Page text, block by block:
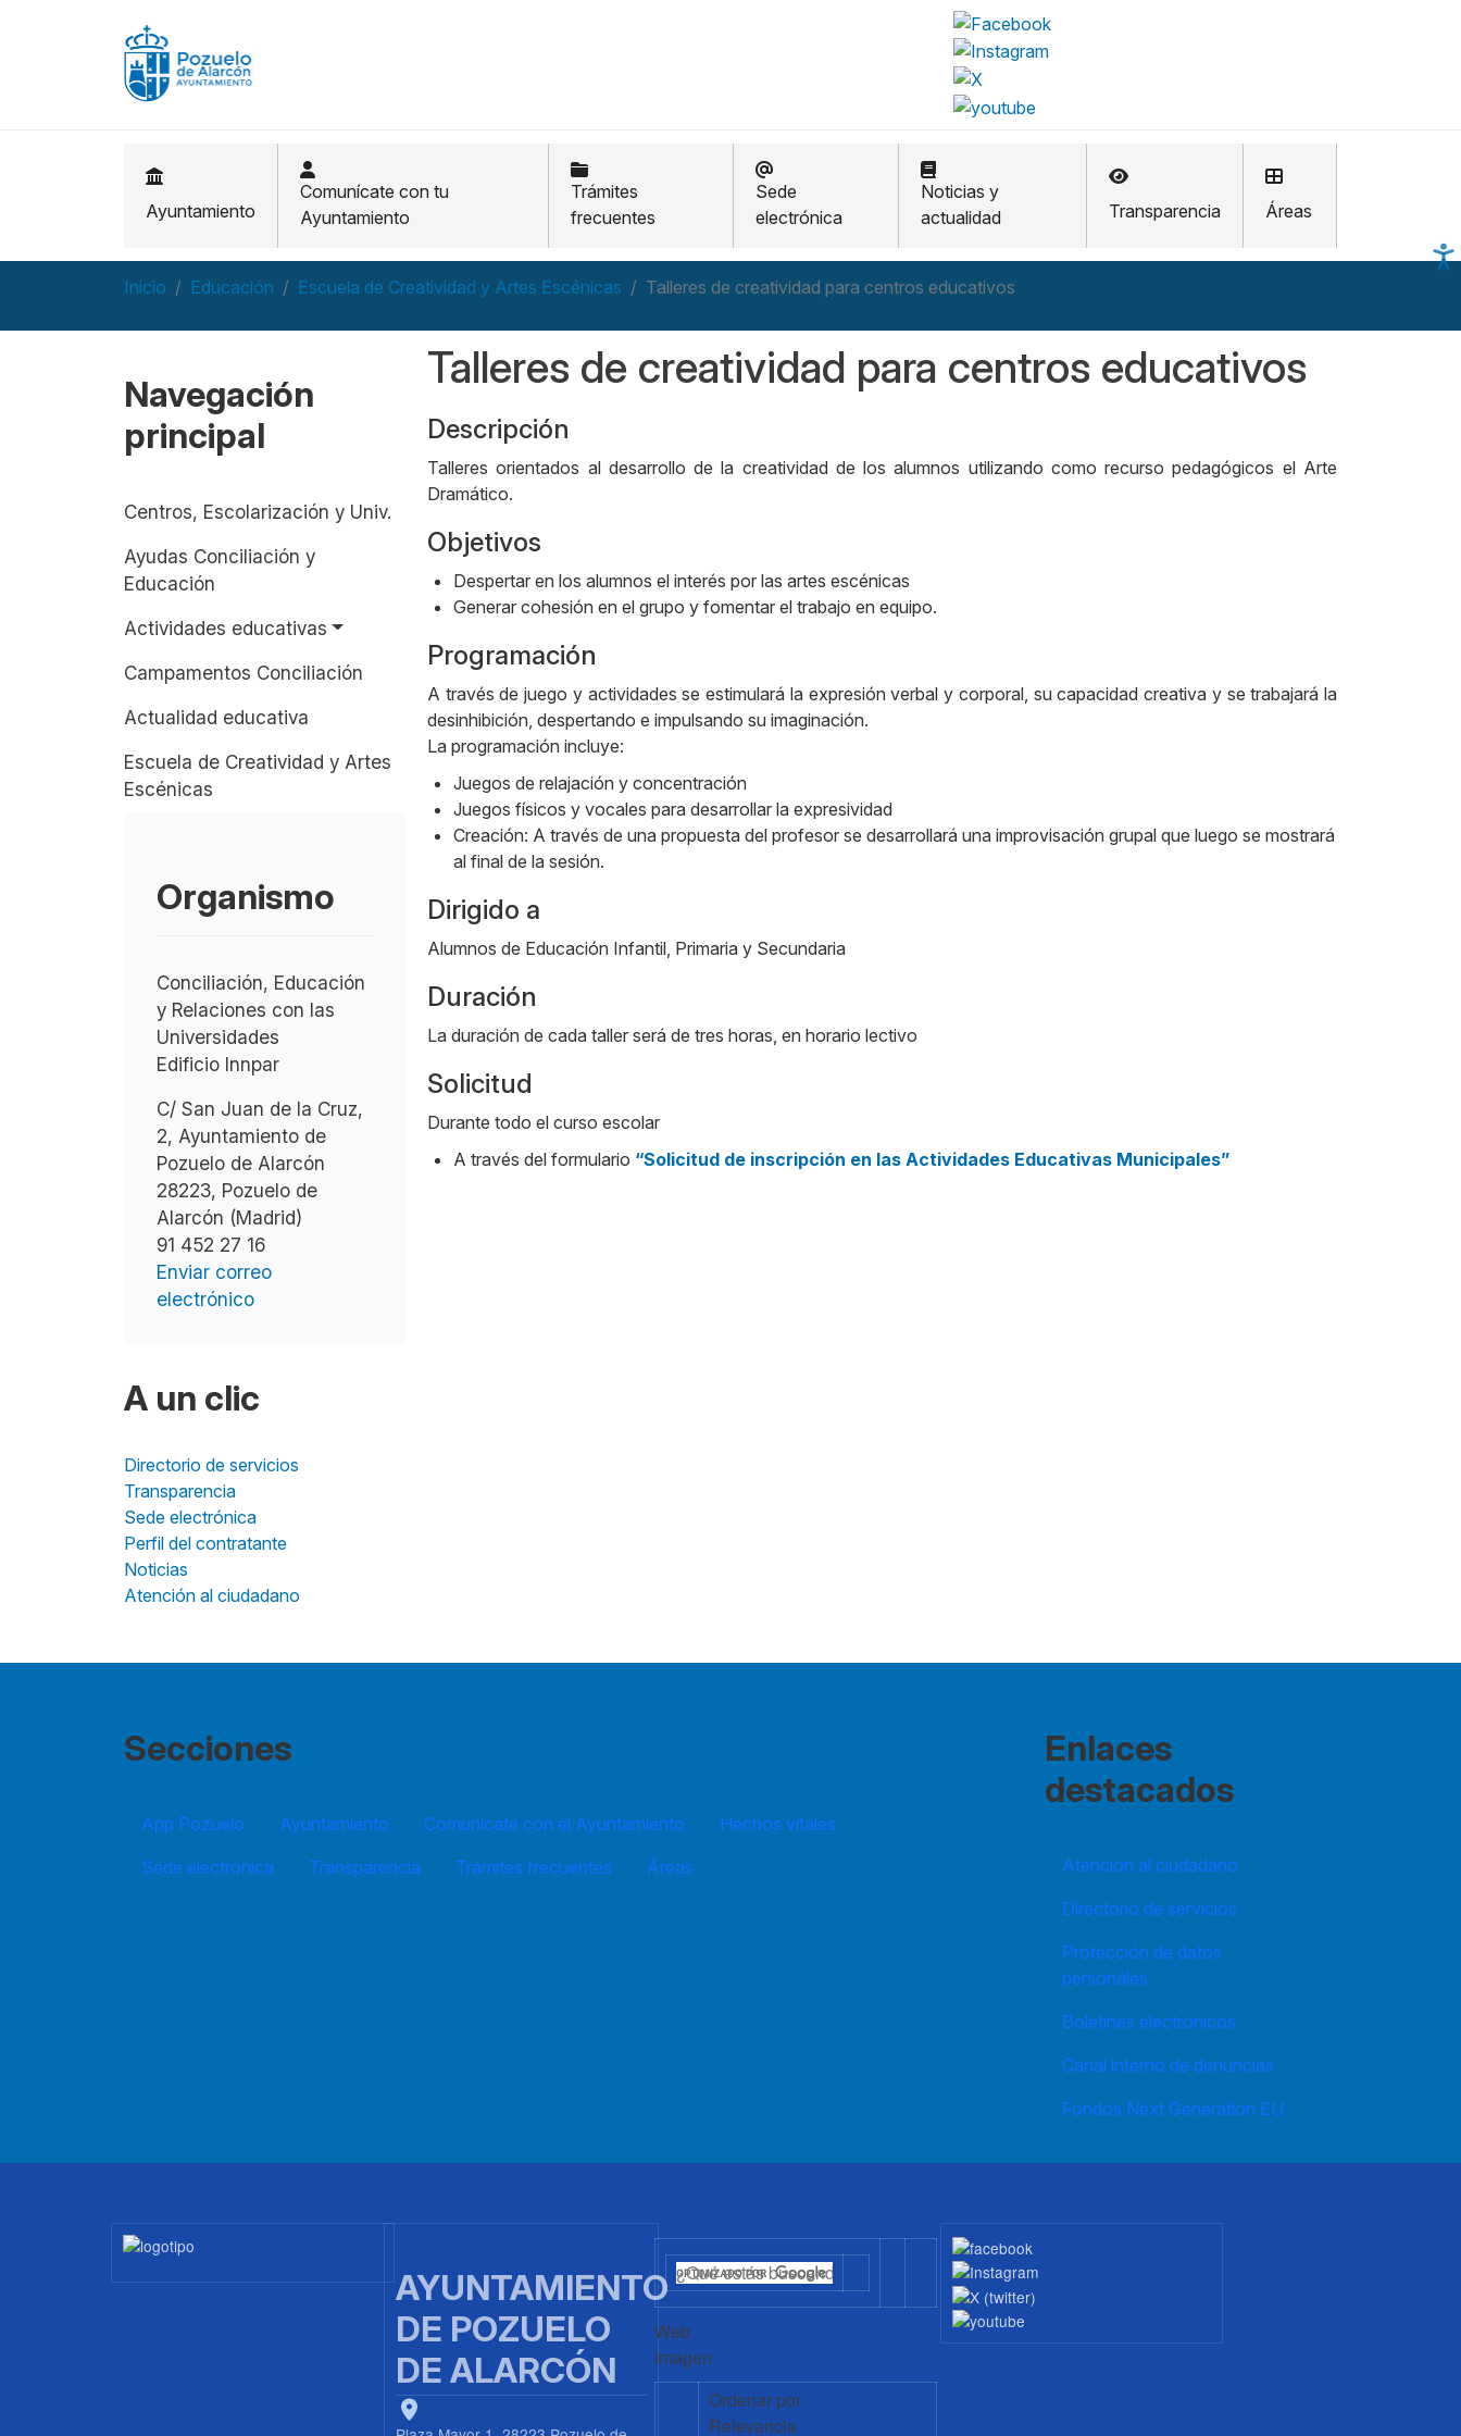
Ayuntamiento
Comunícate con tu
Ayuntamiento
Trámites
frecuentes
Sede
electrónica
Noticias y
actualidad
Transparencia Áreas
Inicio Educación Escuela de Creatividad y Artes Escénicas Talleres de creatividad para centros educativos
Navegación
principal
Centros, Escolarización y Univ.
Ayudas Conciliación y
Educación
Actividades educativas
Campamentos Conciliación
Actualidad educativa
Escuela de Creatividad y Artes
Escénicas
Organismo
Conciliación, Educación
y Relaciones con las
Universidades
Edificio Innpar
C/ San Juan de la Cruz,
2, Ayuntamiento de
Pozuelo de Alarcón
28223, Pozuelo de
Alarcón (Madrid)
91 452 27 16
Enviar correo
electrónico
Talleres de creatividad para centros educativos
Descripción
Talleres orientados al desarrollo de la creatividad de los alumnos utilizando como recurso pedagógicos el Arte
Dramático.
Objetivos
Despertar en los alumnos el interés por las artes escénicas
Generar cohesión en el grupo y fomentar el trabajo en equipo.
Programación
A través de juego y actividades se estimulará la expresión verbal y corporal, su capacidad creativa y se trabajará la
desinhibición, despertando e impulsando su imaginación.
La programación incluye:
Juegos de relajación y concentración
Juegos físicos y vocales para desarrollar la expresividad
Creación: A través de una propuesta del profesor se desarrollará una improvisación grupal que luego se mostrará
al final de la sesión.
Dirigido a
Alumnos de Educación Infantil, Primaria y Secundaria
Duración
La duración de cada taller será de tres horas, en horario lectivo
Solicitud
Durante todo el curso escolar
A través del formulario “Solicitud de inscripción en las Actividades Educativas Municipales”
A un clic
Directorio de servicios
Transparencia
Sede electrónica
Perfil del contratante
Noticias
Atención al ciudadano
Secciones
App Pozuelo Ayuntamiento Comunícate con el Ayuntamiento
Hechos vitales
Sede electrónica
Transparencia Trámites frecuentes Áreas
Enlaces
destacados
Atención al ciudadano
Directorio de servicios
Protección de datos
personales
Boletines electrónicos
Canal interno de denuncias
Fondos Next Generation EU
Imagen
AYUNTAMIENTO
DE POZUELO
DE ALARCÓN
Web
Imagen
Ordenar por
Relevancia